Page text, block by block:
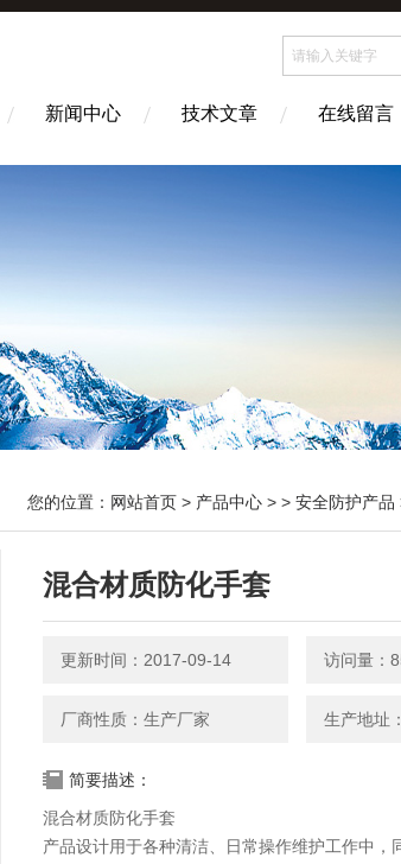
新闻中心 技术文章 在线留言
您的位置： 网站首页 > 产品中心 > > 安全防护产品
混合材质防化手套
更新时间：2017-09-14 访问量：
厂商性质：生产厂家 生产地址：
简要描述：
混合材质防化手套
产品设计用于各种清洁、日常操作维护工作中，